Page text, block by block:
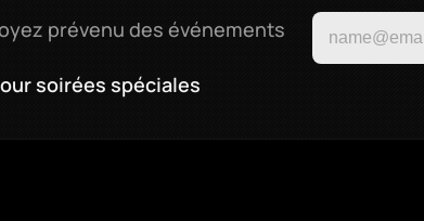
prévenu des événements
soirées spéciales